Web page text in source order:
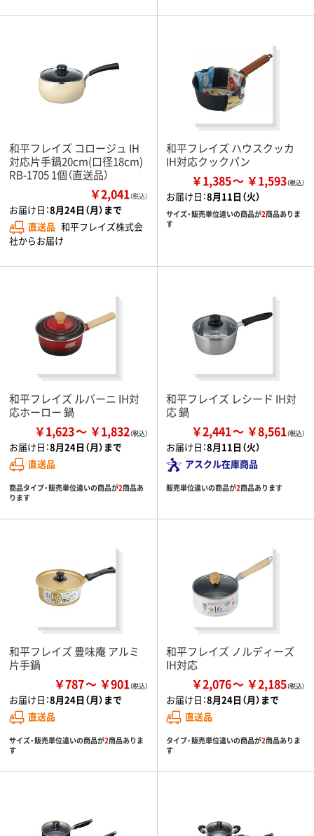
和平フレイズ コロージュ IH
対応片手鍋20cm(口径18cm)
RB-1705 1個（直送品）
￥2,041（税込）
お届け日：8月24日（月）まで
直送品 和平フレイズ株式会
社からお届け
和平フレイズ ハウスクッカ
IH対応クックパン
￥1,385 ￥1,593
お届け日：8月11日（火）
サイズ・販売単位違いの商品が2商品ありま
す
和平フレイズ ルバーニ IH対
応ホーロー 鍋
￥1,623 ￥1,832
お届け日：8月24日（月）まで
直送品
商品タイプ・販売単位違いの商品が2商品あ
ります
和平フレイズ レシード IH対
応 鍋
￥2,441 ￥8,561
お届け日：8月11日（火）
アスクル在庫商品
販売単位違いの商品が2商品あります
和平フレイズ 豊味庵 アルミ
片手鍋
￥787 ￥901
お届け日：8月24日（月）まで
直送品
サイズ・販売単位違いの商品が2商品ありま
す
和平フレイズ ノルディーズ
IH対応
￥2,076 ￥2,185
お届け日：8月24日（月）まで
直送品
タイプ・販売単位違いの商品が2商品ありま
す